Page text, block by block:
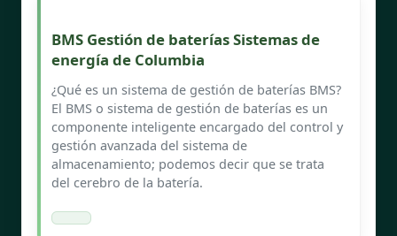
BMS Gestión de baterías Sistemas de
energía de Columbia
¿Qué es un sistema de gestión de baterías BMS?
El BMS o sistema de gestión de baterías es un
componente inteligente encargado del control y
gestión avanzada del sistema de
almacenamiento; podemos decir que se trata
del cerebro de la batería.